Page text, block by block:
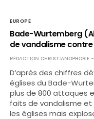
EUROPE
Bade-Wurtemberg
de vandalisme contre
RÉDACTION CHRISTIANOPHOBIE
D’après des chiffres
églises du Bade-
plus de 800 attaques
faits de vandalisme et
les églises mais